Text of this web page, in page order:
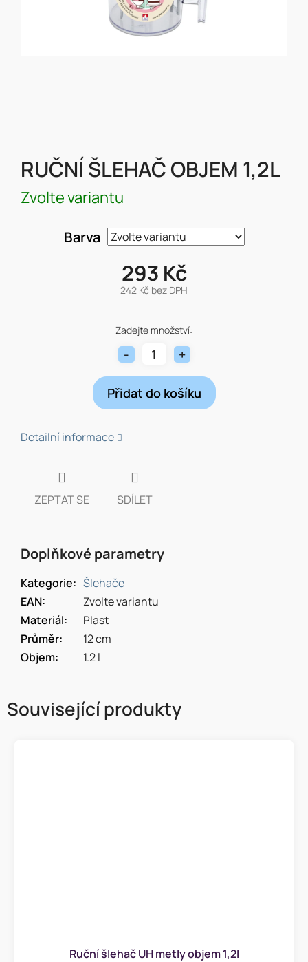
RUČNÍ ŠLEHAČ OBJEM 1,2L
Zvolte variantu
Barva
293 Kč
242 Kč bez DPH
cena:
Zadejte množství:
Přidat do košíku
Detailní informace
ZEPTAT SE SDÍLET
Doplňkové parametry
Kategorie: Šlehače
EAN:
Zvolte variantu
Materiál:
Plast
Průměr:
12 cm
Objem: 1.2 l
Související produkty
Ruční šlehač UH metly objem 1,2l